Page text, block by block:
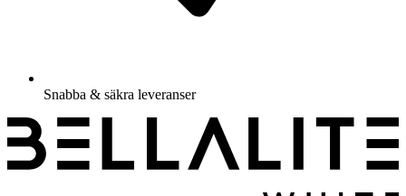
Snabba & säkra leveranser